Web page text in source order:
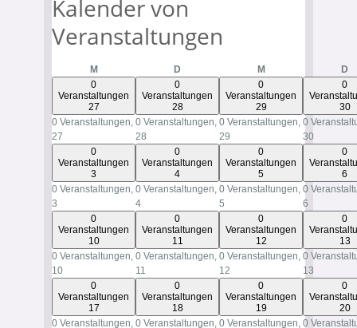
Kalender von
Veranstaltungen
MMontag D MMittwoch D
0
Veranstaltungen
27
0 Veranstaltungen,
27
0
Veranstaltungen
28
0 Veranstaltungen,
28
0
Veranstaltungen
29
0 Veranstaltungen,
29
0
30
0
30
0
Veranstaltungen
3
0 Veranstaltungen,
3
0
Veranstaltungen
4
0 Veranstaltungen,
4
0
Veranstaltungen
5
0 Veranstaltungen,
5
0
6
0
6
0
Veranstaltungen
10
0 Veranstaltungen,
10
0
Veranstaltungen
11
0 Veranstaltungen,
11
0
Veranstaltungen
12
0 Veranstaltungen,
12
0
13
0
13
0
Veranstaltungen
17
0 Veranstaltungen,
0
Veranstaltungen
18
0 Veranstaltungen,
0
Veranstaltungen
19
0 Veranstaltungen,
0
20
0